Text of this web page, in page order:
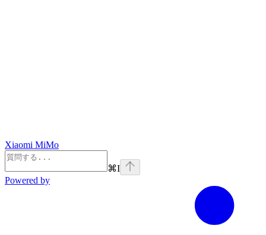
Xiaomi MiMo
⌘I
Powered by